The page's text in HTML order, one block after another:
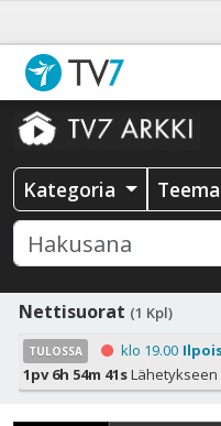
Kategoria Teema
Nettisuorat (1 Kpl)
TULOSSA klo 19.00
1pv 6h 54m 41sLähetykseen